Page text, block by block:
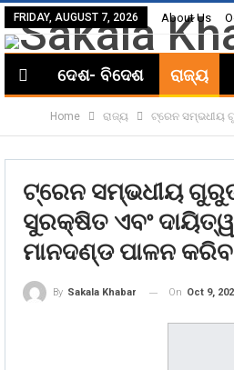
FRIDAY, AUGUST 7, 2026 About Us
ଦେଶ- ବିଦେଶ ରାଜ୍ୟ
Home ରାଜ୍ୟ ଟ୍ରେନ ସମ୍ଭଧୀୟ
ଟ୍ରେନ ସମ୍ଭଧୀୟ
ସୁରକ୍ଷିତ ଏବଂ
ମାନଦଣ୍ଡ ପାଳନ
By Sakala Khabar On Oct 9,